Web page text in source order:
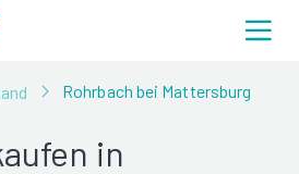
Rohrbach bei Mattersburg
in